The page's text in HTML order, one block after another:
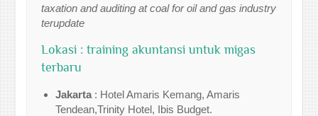
taxation and auditing at coal for oil and gas industry
terupdate
Lokasi : training akuntansi untuk migas
terbaru
Jakarta : Hotel Amaris Kemang, Amaris
Tendean,Trinity Hotel, Ibis Budget.